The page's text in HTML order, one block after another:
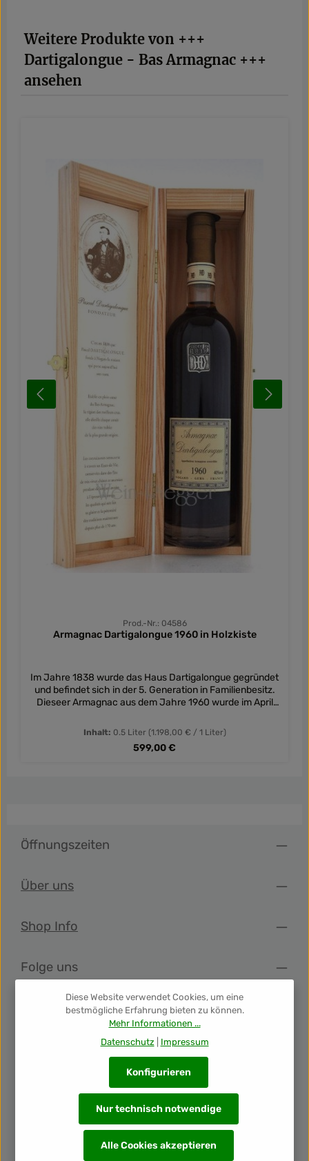
Produktgalerie überspringen
Weitere Produkte von +++
Dartigalongue - Bas Armagnac +++
ansehen
Prod.-Nr.: 04586
Armagnac Dartigalongue 1960 in Holzkiste
Im Jahre 1838 wurde das Haus Dartigalongue gegründet
und befindet sich in der 5. Generation in Familienbesitz.
Dieseer Armagnac aus dem Jahre 1960 wurde im April
Inhalt: 0.5 Liter (1.198,00 € / 1 Liter)
Regulärer Preis:
599,00 €
Öffnungszeiten
Über uns
Shop Info
Folge uns
Newsletter
Unsere Auszeichnungen
Diese Website verwendet Cookies, um eine
bestmögliche Erfahrung bieten zu können.
Mehr Informationen ...
Datenschutz
Impressum
Nur technisch notwendige
Konfigurieren
Alle Cookies akzeptieren